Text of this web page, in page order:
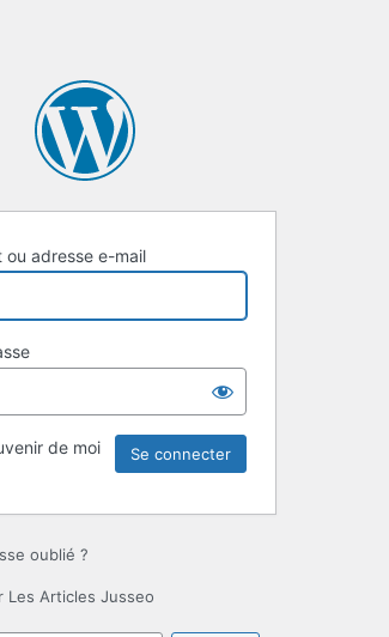
ou adresse e-mail
de moi
oublié ?
Les Articles Jusseo